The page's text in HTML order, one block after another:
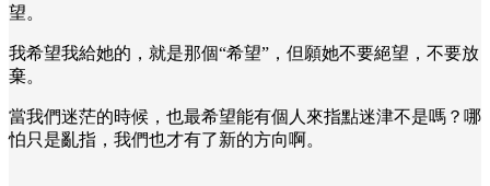
望。
我希望我給她的，就是那個“希望”，但願她不要絕望，不要放
棄。
當我們迷茫的時候，也最希望能有個人來指點迷津不是嗎？哪
怕只是亂指，我們也才有了新的方向啊。